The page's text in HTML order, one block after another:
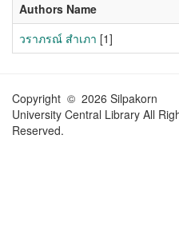
Authors Name
วราภรณ์ สำเภา [1]
Copyright © 2026 Silpakorn
University Central Library All
Reserved.